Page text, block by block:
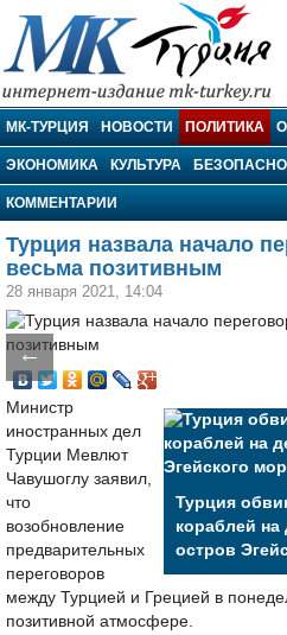
МК-Турция
МК-ТУРЦИЯ НОВОСТИ ПОЛИТИКА
ЭКОНОМИКА КУЛЬТУРА
КОММЕНТАРИИ
Турция назвала начало
весьма позитивным
28 января 2021, 14:04
←
Турция
кораблей
остров
Министр
иностранных дел
Турции Мевлют
Чавушоглу заявил,
что
возобновление
предварительных
переговоров
между Турцией и Грецией в
позитивной атмосфере.